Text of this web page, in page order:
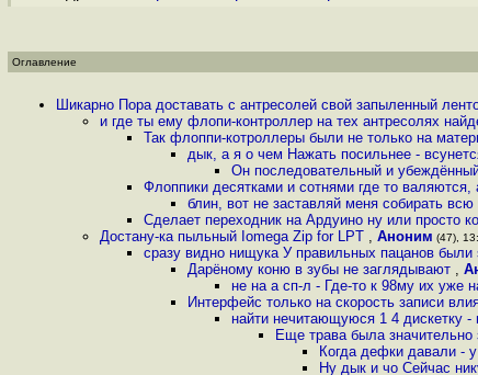
Оглавление
Шикарно Пора доставать с антресолей свой запыленный
и где ты ему флопи-контроллер на тех антресолях
Так флоппи-котроллеры были не только на
дык, а я о чем Нажать посильнее -
Он последовательный и
Флоппики десятками и сотнями где то валяются,
блин, вот не заставляй меня собирать
Сделает переходник на Ардуино ну или просто
Достану-ка пыльный Iomega Zip for LPT , Аноним (47),
сразу видно нищyка У правильных пацанов были
Дарёному коню в зубы не заглядывают ,
не на а сп-л - Где-то к 98му их уже
Интерфейс только на скорость записи
найти нечитающуюся 1 4 дискетку -
Еще трава была
Когда дефки давали -
Ну дык и чо Сейчас